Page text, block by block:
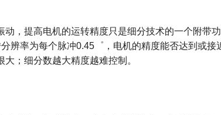
提高电机的运转精度只是细分技术的一个附带
辨率为每个脉冲0.45゜，电机的精度能否达到或
；细分数越大精度越难控制。